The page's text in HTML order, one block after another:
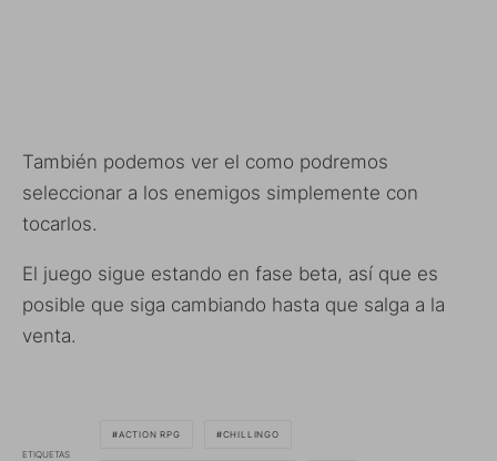
También podemos ver el como podremos
seleccionar a los enemigos simplemente con
tocarlos.
El juego sigue estando en fase beta, así que es
posible que siga cambiando hasta que salga a la
venta.
ETIQUETAS
ACTION RPG CHILLINGO